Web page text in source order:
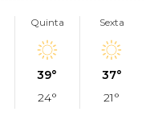
Quinta
39°
24°
Sexta
37°
21°